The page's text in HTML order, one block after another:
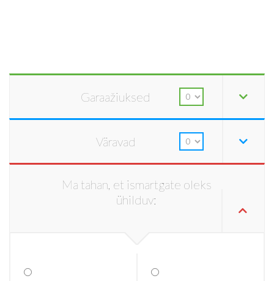
Garaažiuksed
Väravad
Ma tahan, et ismartgate oleks
ühilduv: